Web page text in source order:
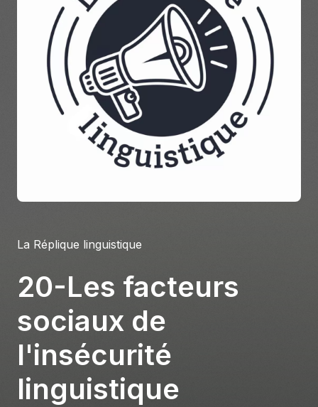
Palmarès
À propos
S'impliquer
Carrière
Location studio
La Réplique linguistique
20-Les facteurs
sociaux de
l'insécurité
linguistique